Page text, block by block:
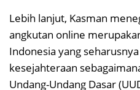
Lebih lanjut, Kasman
angkutan online
Indonesia yang
kesejahteraan
Undang-Undang Dasar